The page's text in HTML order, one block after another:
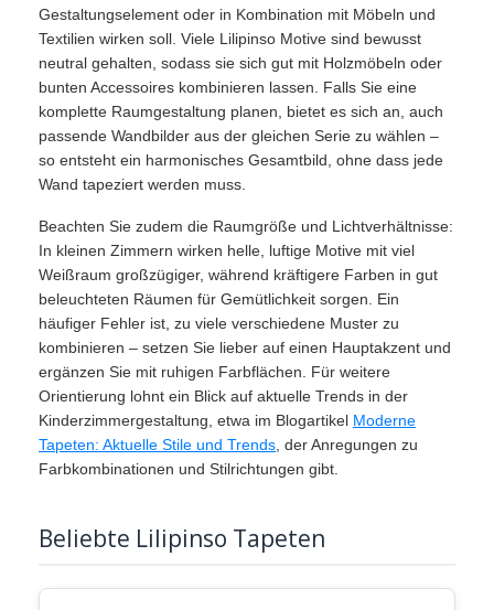
Gestaltungselement oder in Kombination mit Möbeln und
Textilien wirken soll. Viele Lilipinso Motive sind bewusst
neutral gehalten, sodass sie sich gut mit Holzmöbeln oder
bunten Accessoires kombinieren lassen. Falls Sie eine
komplette Raumgestaltung planen, bietet es sich an, auch
passende Wandbilder aus der gleichen Serie zu wählen –
so entsteht ein harmonisches Gesamtbild, ohne dass jede
Wand tapeziert werden muss.
Beachten Sie zudem die Raumgröße und Lichtverhältnisse:
In kleinen Zimmern wirken helle, luftige Motive mit viel
Weißraum großzügiger, während kräftigere Farben in gut
beleuchteten Räumen für Gemütlichkeit sorgen. Ein
häufiger Fehler ist, zu viele verschiedene Muster zu
kombinieren – setzen Sie lieber auf einen Hauptakzent und
ergänzen Sie mit ruhigen Farbflächen. Für weitere
Orientierung lohnt ein Blick auf aktuelle Trends in der
Kinderzimmergestaltung, etwa im Blogartikel Moderne
Tapeten: Aktuelle Stile und Trends , der Anregungen zu
Farbkombinationen und Stilrichtungen gibt.
Beliebte Lilipinso Tapeten